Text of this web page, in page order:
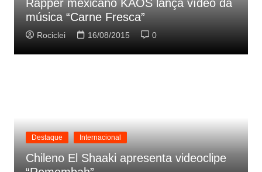
Rapper mexicano KAOS lança vídeo da
música “Carne Fresca”
Rociclei 16/08/2015 0
Destaque Internacional
Chileno El Shaaki apresenta videoclipe